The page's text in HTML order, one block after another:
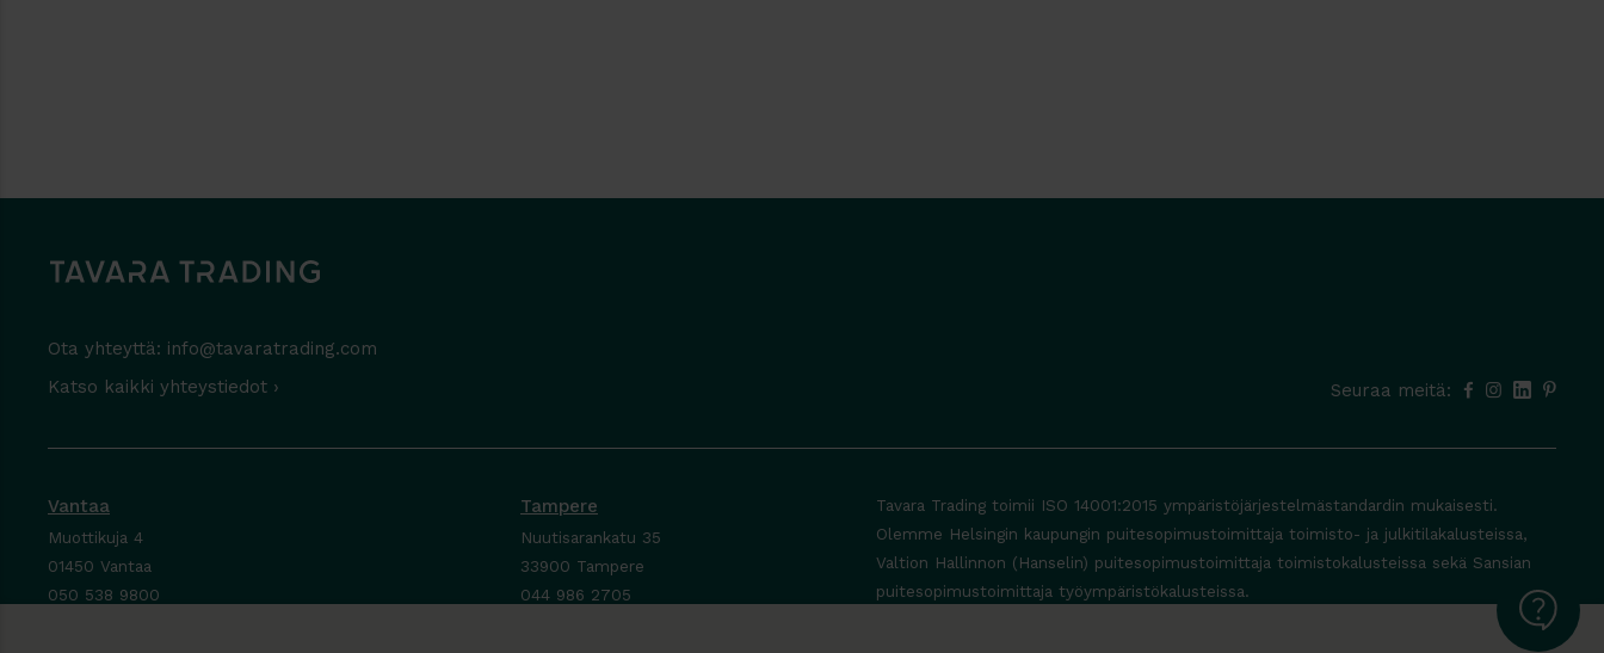
Ota yhteyttä: info@tavaratrading.com
Katso kaikki yhteystiedot ›
Seuraa meitä:
Vantaa
Muottikuja 4
01450 Vantaa
050 538 9800
Tampere
Nuutisarankatu 35
33900 Tampere
044 986 2705
Tavara Trading toimii ISO 14001:2015 ympäristöjärjestelmästandardin mukaisesti.
Olemme Helsingin kaupungin puitesopimustoimittaja toimisto- ja julkitilakalusteissa,
Valtion Hallinnon (Hanselin) puitesopimustoimittaja toimistokalusteissa sekä Sansian
puitesopimustoimittaja työympäristökalusteissa.